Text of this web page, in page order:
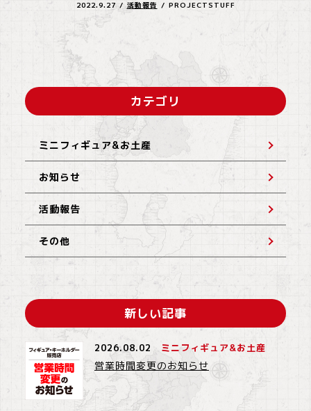
2022.9.27 / 活動報告 / PROJECTSTUFF
カテゴリ
ミニフィギュア&お土産
お知らせ
活動報告
その他
新しい記事
2026.08.02 ミニフィギュア&お土産
営業時間変更のお知らせ